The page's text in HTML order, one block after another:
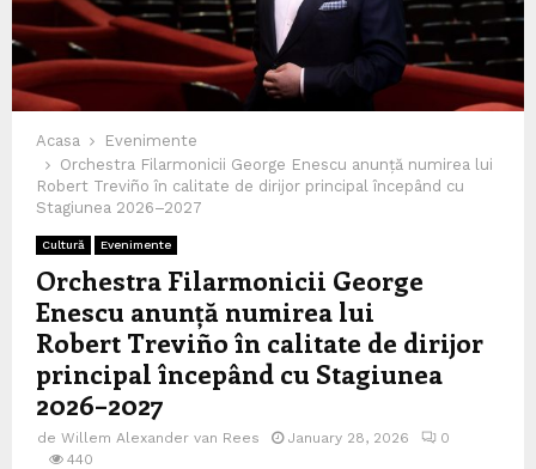
Acasa
Evenimente
Orchestra Filarmonicii George Enescu anunță numirea lui
Robert Treviño în calitate de dirijor principal începând cu
Stagiunea 2026–2027
Cultură Evenimente
Orchestra Filarmonicii George
Enescu anunță numirea lui
Robert Treviño în calitate de dirijor
principal începând cu Stagiunea
2026–2027
de Willem Alexander van Rees January 28, 2026
0
440